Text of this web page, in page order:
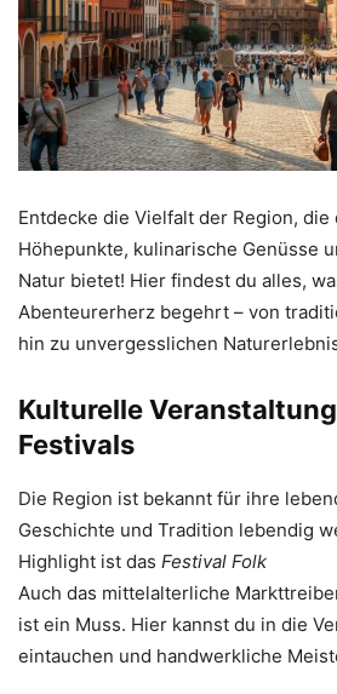
Entdecke die Vielfalt der Region,
Höhepunkte, kulinarische Genüsse
Natur bietet! Hier findest du alles,
Abenteurerherz begehrt – von
hin zu unvergesslichen
Kulturelle
Festivals
Die Region ist bekannt für ihre
Geschichte und Tradition lebendig
Highlight ist das Festival Folk
Auch das mittelalterliche
ist ein Muss. Hier kannst du in die
eintauchen und handwerkliche